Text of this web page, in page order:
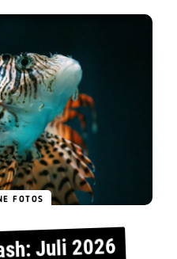
FOTOS
Juli 2026